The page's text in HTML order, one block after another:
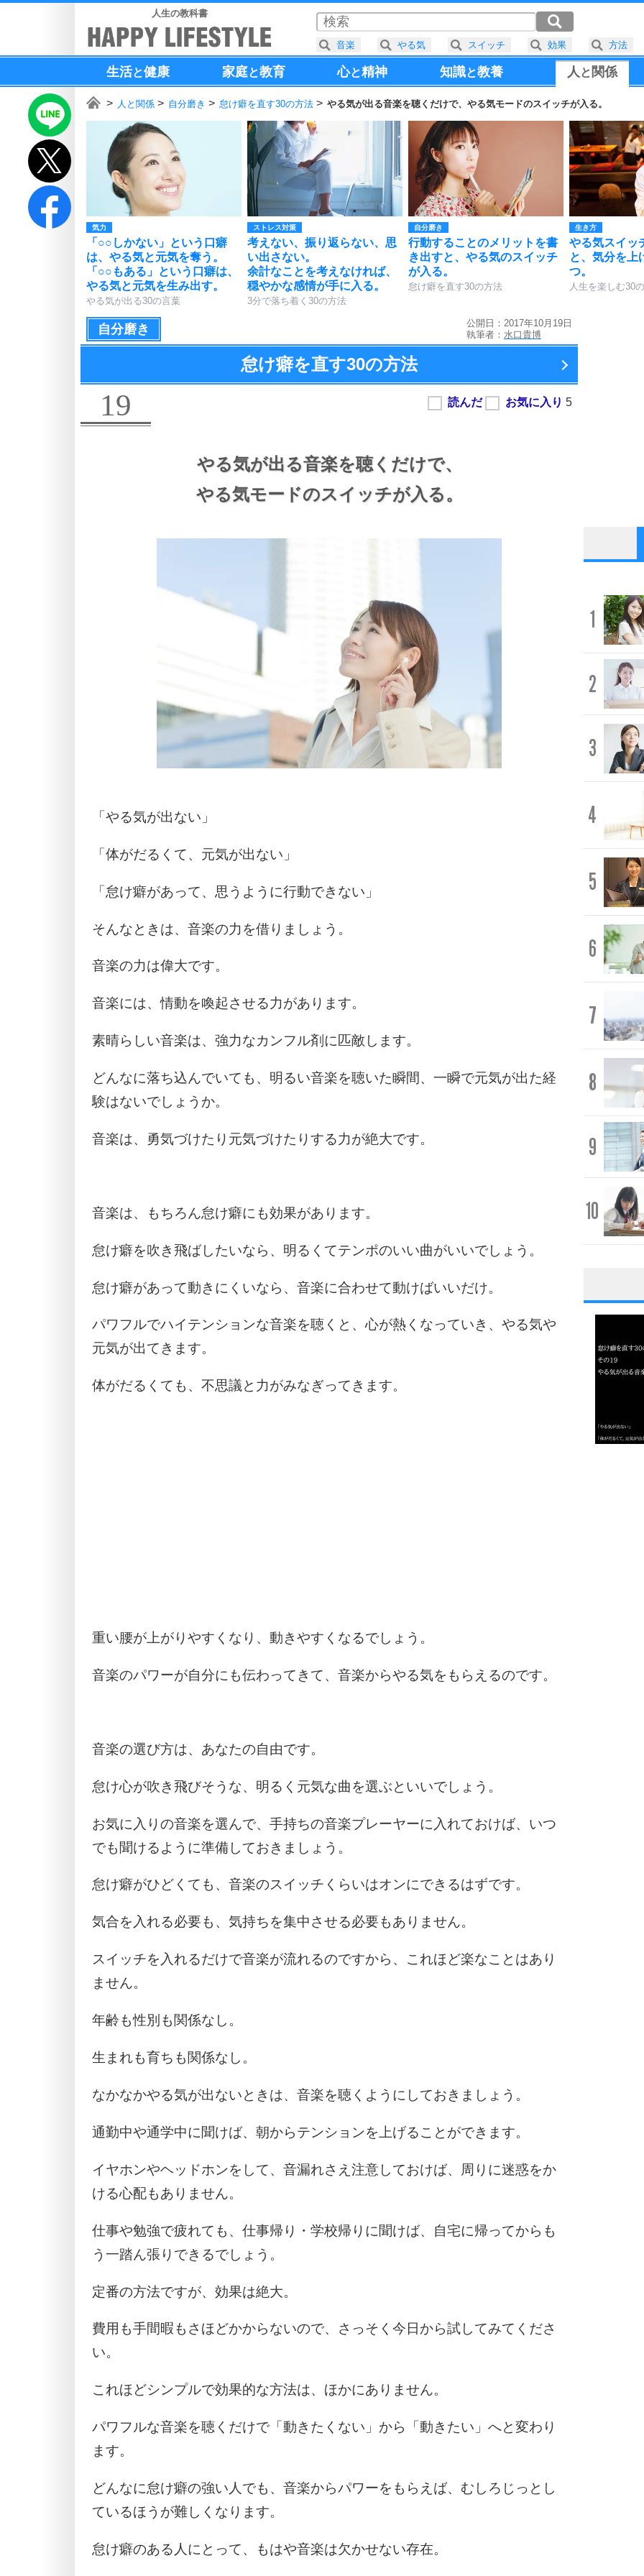
人生の教科書
生活と健康 家庭と教育 心と精神 知識と教養 人と 関係
人と関係 自分磨き 怠け癖を直す30の方法 やる気が出る音楽を聴くだけで、やる気モードのスイッチが入る。
気力
「○○しかない」という口癖
は、やる気と元気を奪う。
「○○もある」という口癖は、
やる気と元気を生み出す。
やる気が出る30の言葉
ストレス対策
考えない、振り返らない、思
い出さない。
余計なことを考えなければ、
穏やかな感情が手に入る。
3分で落ち着く30の方法
自分磨き
行動することのメリットを書
き出すと、やる気のスイッチ
が入る。
怠け癖を直す30の方法
生き方
やる気スイッ
と、気分を上
つ。
人生を楽しむ30
自分磨き
公開日：2017年10月19日
執筆者： 水口貴博
怠け癖を直す30の方法
19
やる気が出る音楽を聴くだけで、
やる気モードのスイッチが入る。
「やる気が出ない」
「体がだるくて、元気が出ない」
「怠け癖があって、思うように行動できない」
そんなときは、音楽の力を借りましょう。
音楽の力は偉大です。
音楽には、情動を喚起させる力があります。
素晴らしい音楽は、強力なカンフル剤に匹敵します。
どんなに落ち込んでいても、明るい音楽を聴いた瞬間、一瞬で元気が出た経
験はないでしょうか。
音楽は、勇気づけたり元気づけたりする力が絶大です。
音楽は、もちろん怠け癖にも効果があります。
怠け癖を吹き飛ばしたいなら、明るくてテンポのいい曲がいいでしょう。
怠け癖があって動きにくいなら、音楽に合わせて動けばいいだけ。
パワフルでハイテンションな音楽を聴くと、心が熱くなっていき、やる気や
元気が出てきます。
体がだるくても、不思議と力がみなぎってきます。
重い腰が上がりやすくなり、動きやすくなるでしょう。
音楽のパワーが自分にも伝わってきて、音楽からやる気をもらえるのです。
音楽の選び方は、あなたの自由です。
怠け心が吹き飛びそうな、明るく元気な曲を選ぶといいでしょう。
お気に入りの音楽を選んで、手持ちの音楽プレーヤーに入れておけば、いつ
でも聞けるように準備しておきましょう。
怠け癖がひどくても、音楽のスイッチくらいはオンにできるはずです。
気合を入れる必要も、気持ちを集中させる必要もありません。
スイッチを入れるだけで音楽が流れるのですから、これほど楽なことはあり
ません。
年齢も性別も関係なし。
生まれも育ちも関係なし。
なかなかやる気が出ないときは、音楽を聴くようにしておきましょう。
通勤中や通学中に聞けば、朝からテンションを上げることができます。
イヤホンやヘッドホンをして、音漏れさえ注意しておけば、周りに迷惑をか
ける心配もありません。
仕事や勉強で疲れても、仕事帰り・学校帰りに聞けば、自宅に帰ってからも
う一踏ん張りできるでしょう。
定番の方法ですが、効果は絶大。
費用も手間暇もさほどかからないので、さっそく今日から試してみてくださ
い。
これほどシンプルで効果的な方法は、ほかにありません。
パワフルな音楽を聴くだけで「動きたくない」から「動きたい」へと変わり
ます。
どんなに怠け癖の強い人でも、音楽からパワーをもらえば、むしろじっとし
ているほうが難しくなります。
怠け癖のある人にとって、もはや音楽は欠かせない存在。
1
2
3
4
5
6
7
8
9
10
1
3
音楽 やる気 スイッチ 効果 方法